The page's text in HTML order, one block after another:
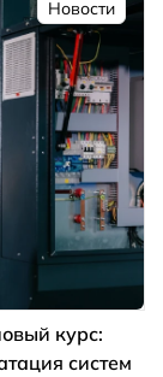
Новости
курс:
систем